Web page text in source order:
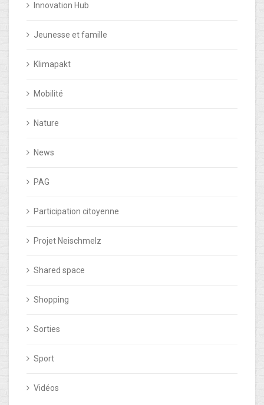
Innovation Hub
Jeunesse et famille
Klimapakt
Mobilité
Nature
News
PAG
Participation citoyenne
Projet Neischmelz
Shared space
Shopping
Sorties
Sport
Vidéos